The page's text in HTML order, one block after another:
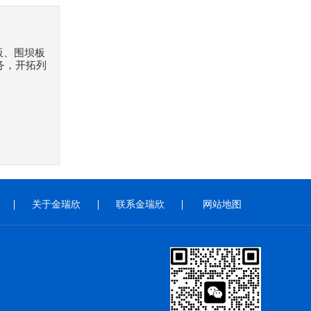
围坝板
，开拓列
关于金瑞欣 联系金瑞欣 网站地图